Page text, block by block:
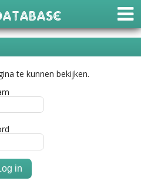
te kunnen bekijken.
in